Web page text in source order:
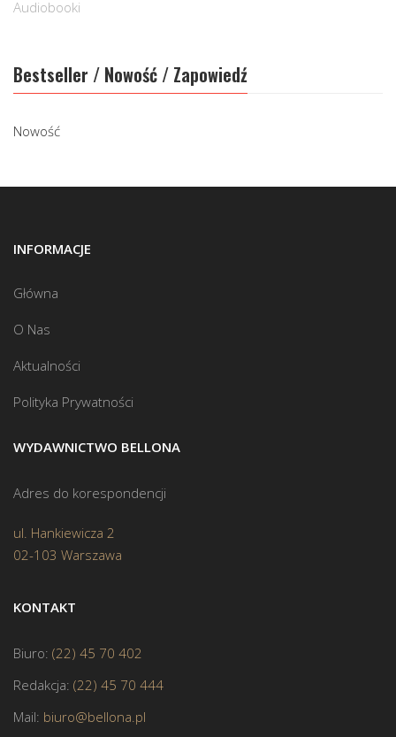
Audiobooki
Bestseller / Nowość / Zapowiedź
Nowość
INFORMACJE
Główna
O Nas
Aktualności
Polityka Prywatności
WYDAWNICTWO BELLONA
Adres do korespondencji
ul. Hankiewicza 2
02-103 Warszawa
KONTAKT
Biuro: (22) 45 70 402
Redakcja: (22) 45 70 444
Mail: biuro@bellona.pl